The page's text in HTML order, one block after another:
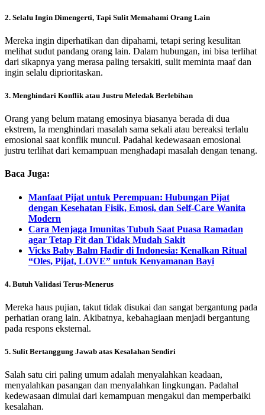
2. Selalu Ingin Dimengerti, Tapi Sulit Memahami Orang Lain
Mereka ingin diperhatikan dan dipahami, tetapi sering kesulitan
melihat sudut pandang orang lain. Dalam hubungan, ini bisa terlihat
dari sikapnya yang merasa paling tersakiti, sulit meminta maaf dan
ingin selalu diprioritaskan.
3. Menghindari Konflik atau Justru Meledak Berlebihan
Orang yang belum matang emosinya biasanya berada di dua
ekstrem, Ia menghindari masalah sama sekali atau bereaksi terlalu
emosional saat konflik muncul. Padahal kedewasaan emosional
justru terlihat dari kemampuan menghadapi masalah dengan tenang.
Baca Juga:
Manfaat Pijat untuk Perempuan: Hubungan Pijat
dengan Kesehatan Fisik, Emosi, dan Self-Care Wanita
Modern
Cara Menjaga Imunitas Tubuh Saat Puasa Ramadan
agar Tetap Fit dan Tidak Mudah Sakit
Vicks Baby Balm Hadir di Indonesia: Kenalkan Ritual
“Oles, Pijat, LOVE” untuk Kenyamanan Bayi
4. Butuh Validasi Terus-Menerus
Mereka haus pujian, takut tidak disukai dan sangat bergantung pada
perhatian orang lain. Akibatnya, kebahagiaan menjadi bergantung
pada respons eksternal.
5. Sulit Bertanggung Jawab atas Kesalahan Sendiri
Salah satu ciri paling umum adalah menyalahkan keadaan,
menyalahkan pasangan dan menyalahkan lingkungan. Padahal
kedewasaan dimulai dari kemampuan mengakui dan memperbaiki
kesalahan.